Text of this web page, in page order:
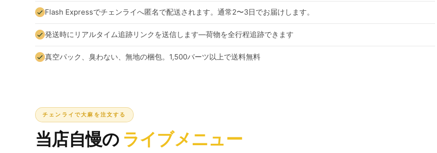
Flash Expressでチェンライへ匿名で配送されます。通常2〜3日でお届けします。
発送時にリアルタイム追跡リンクを送信します—荷物を全行程追跡できます
真空パック、臭わない、無地の梱包。1,500バーツ以上で送料無料
チェンライで大麻を注文する
当店自慢の ライブメニュー